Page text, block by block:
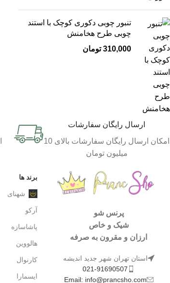
تنبور چوبی دکوری کوچک با استند
چوبی طرح هخامنش
310,000 تومان
ارسال رایگان سفارشات
امکان ارسال رایگان سفارشات بالای 10
میلیون تومان
پرنس شو
شیک و خاص
ارزان و مقرون به صرفه
استان تهران شهر جدید اندیشه
021-91690507
Email: info@prancsho.com
برند ها
شهنای
آرکو
پاشاسازه
هالووین
کارنوال
ایسمارا